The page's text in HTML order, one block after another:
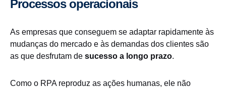
Processos operacionais
As empresas que conseguem se adaptar rapidamente às
mudanças do mercado e às demandas dos clientes são
as que desfrutam de sucesso a longo prazo.
Como o RPA reproduz as ações humanas, ele não